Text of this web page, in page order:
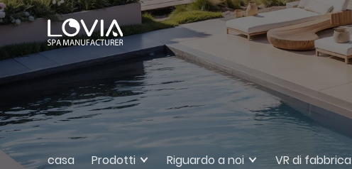
casa Prodotti Riguardo a noi VR di fabbrica